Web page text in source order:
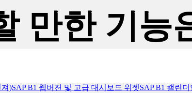
만한 기능
져)SAP B1 웹버젼 및 고급 대시보드 위젯SAP B1 캘린더